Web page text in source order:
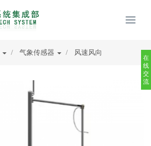
气象传感器 风速风向
在
线
交
流